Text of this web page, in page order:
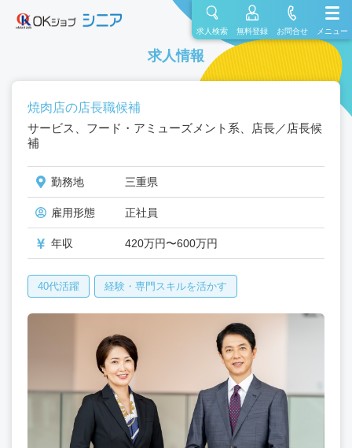
求人検索 無料登録 お問合せ メニュー
求人情報
焼肉店の店長職候補
サービス、フード・アミューズメント系、店長／店長候
補
勤務地 三重県
雇用形態 正社員
年収 420万円〜600万円
40代活躍 経験・専門スキルを活かす